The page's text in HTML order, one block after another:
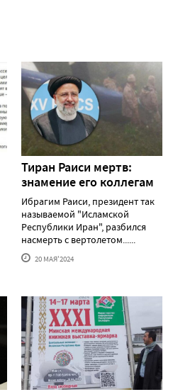
Тиран Раиси мертв:
знамение его коллегам
Ибрагим Раиси, президент так
называемой "Исламской
Республики Иран", разбился
насмерть с вертолетом......
20 МАЯ'2024